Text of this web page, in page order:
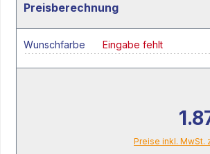
Preisberechnung
Wunschfarbe Eingabe fehlt
Preise inkl. MwSt.